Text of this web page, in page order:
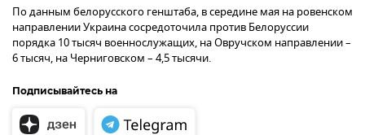
По данным белорусского генштаба, в середине мая на ровенском
направлении Украина сосредоточила против Белоруссии
порядка 10 тысяч военнослужащих, на Овручском направлении –
6 тысяч, на Черниговском – 4,5 тысячи.
Подписывайтесь на